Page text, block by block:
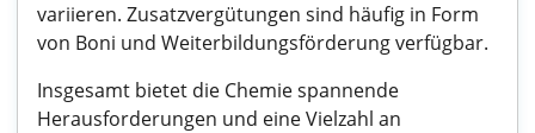
variieren. Zusatzvergütungen sind häufig in Form
von Boni und Weiterbildungsförderung verfügbar.
Insgesamt bietet die Chemie spannende
Herausforderungen und eine Vielzahl an